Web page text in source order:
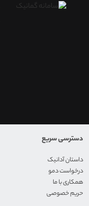
دسترسی سریع
داستان آدانیک
درخواست دمو
همکاری با ما
حریم خصوصی